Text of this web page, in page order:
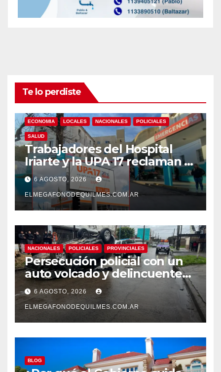
Te lo perdiste
ECONOMIA LOCALES NACIONALES POLICIALES
SALUD
Trabajadores del Hospital
Iriarte y la UPA 17 reclaman el
pase a planta de becarios y
mejoras laborales
6 AGOSTO, 2026
ELMEGAFONODEQUILMES.COM.AR
NACIONALES POLICIALES PROVINCIALES
Persecución policial con un
auto volcado y delincuentes
detenidos en San Francisco
Solano
6 AGOSTO, 2026
ELMEGAFONODEQUILMES.COM.AR
BLOG